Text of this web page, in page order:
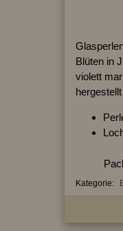
Blüten in
violett
Kategorie: